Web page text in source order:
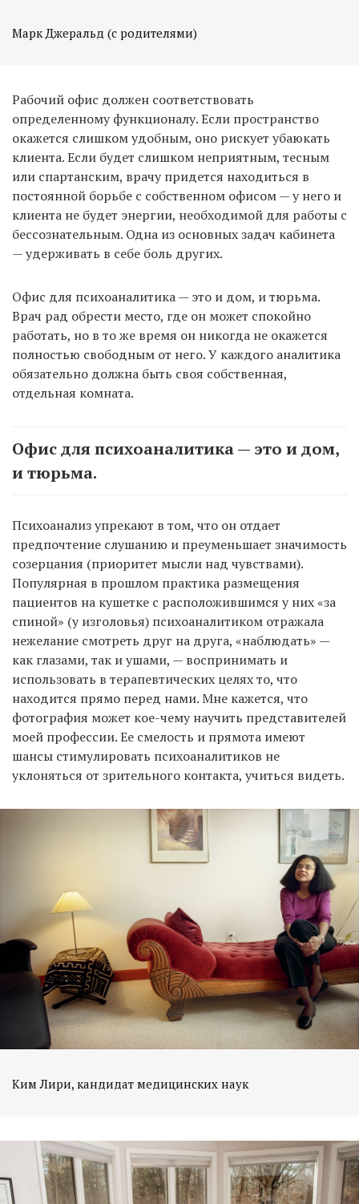
Марк Джеральд (с родителями)
Рабочий офис должен соответствовать
определенному функционалу. Если пространство
окажется слишком удобным, оно рискует убаюкать
клиента. Если будет слишком неприятным, тесным
или спартанским, врачу придется находиться в
постоянной борьбе с собственном офисом — у него и
клиента не будет энергии, необходимой для работы с
бессознательным. Одна из основных задач кабинета
— удерживать в себе боль других.
Офис для психоаналитика — это и дом, и тюрьма.
Врач рад обрести место, где он может спокойно
работать, но в то же время он никогда не окажется
полностью свободным от него. У каждого аналитика
обязательно должна быть своя собственная,
отдельная комната.
Офис для психоаналитика — это и дом,
и тюрьма.
Психоанализ упрекают в том, что он отдает
предпочтение слушанию и преуменьшает значимость
созерцания (приоритет мысли над чувствами).
Популярная в прошлом практика размещения
пациентов на кушетке с расположившимся у них «за
спиной» (у изголовья) психоаналитиком отражала
нежелание смотреть друг на друга, «наблюдать» —
как глазами, так и ушами, — воспринимать и
использовать в терапевтических целях то, что
находится прямо перед нами. Мне кажется, что
фотография может кое-чему научить представителей
моей профессии. Ее смелость и прямота имеют
шансы стимулировать психоаналитиков не
уклоняться от зрительного контакта, учиться видеть.
Ким Лири, кандидат медицинских наук